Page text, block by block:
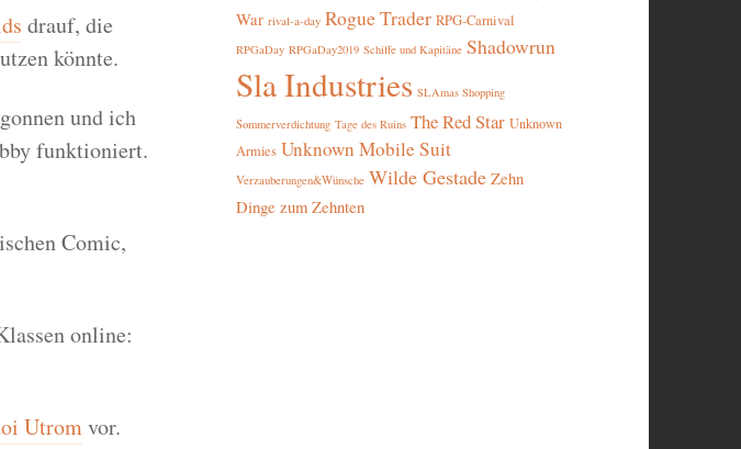
drauf, die
könnte.
und ich
funktioniert.
Comic,
online:
Utromvor.
War rival-a-day Rogue Trader RPG-Carnival
RPGaDay RPGaDay2019 Schiffe und Kapitäne Shadowrun
Sla Industries SLAmas Shopping
Sommerverdichtung Tage des Ruins The Red Star Unknown
Armies Unknown Mobile Suit
Verzauberungen&Wünsche Wilde Gestade Zehn
Dinge zum Zehnten